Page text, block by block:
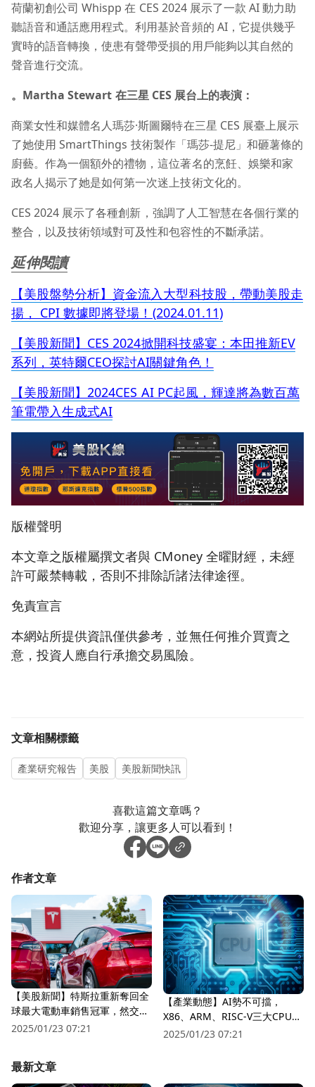
荷蘭初創公司 Whispp 在 CES 2024 展示了一款 AI 動力助
聽語音和通話應用程式。利用基於音頻的 AI，它提供幾乎
實時的語音轉換，使患有聲帶受損的用戶能夠以其自然的
聲音進行交流。
。Martha Stewart 在三星 CES 展台上的表演：
商業女性和媒體名人瑪莎·斯圖爾特在三星 CES 展臺上展示
了她使用 SmartThings 技術製作「瑪莎-提尼」和砸薯條的
廚藝。作為一個額外的禮物，這位著名的烹飪、娛樂和家
政名人揭示了她是如何第一次迷上技術文化的。
CES 2024 展示了各種創新，強調了人工智慧在各個行業的
整合，以及技術領域對可及性和包容性的不斷承諾。
延伸閱讀
【美股盤勢分析】資金流入大型科技股，帶動美股走
揚， CPI 數據即將登場！(2024.01.11)
【美股新聞】CES 2024掀開科技盛宴：本田推新EV
系列，英特爾CEO探討AI關鍵角色！
【美股新聞】2024CES AI PC起風，輝達將為數百萬
筆電帶入生成式AI
版權聲明
本文章之版權屬撰文者與 CMoney 全曜財經，未經
許可嚴禁轉載，否則不排除訢諸法律途徑。
免責宣言
本網站所提供資訊僅供參考，並無任何推介買賣之
意，投資人應自行承擔交易風險。
文章相關標籤
產業研究報告 美股 美股新聞快訊
喜歡這篇文章嗎？
歡迎分享，讓更多人可以看到！
作者文章
【美股新聞】特斯拉重新奪回全
球最大電動車銷售冠軍，然交車
量仍不如市場預期！
2025/01/23 07:21
【產業動態】AI勢不可擋，
X86、ARM、RISC-V三大CPU架
構誰將成為市場主流？
2025/01/23 07:21
最新文章